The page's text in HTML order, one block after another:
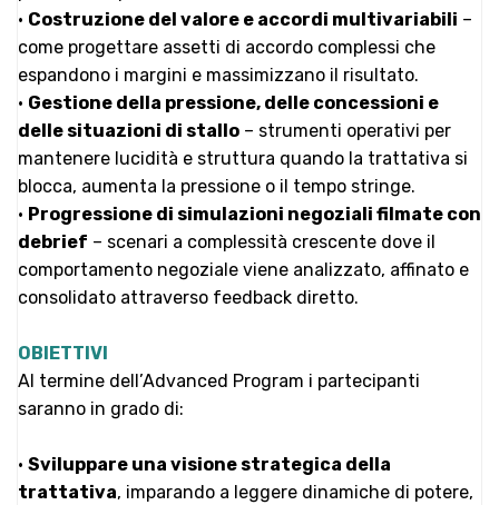
• Costruzione del valore e accordi multivariabili –
come progettare assetti di accordo complessi che
espandono i margini e massimizzano il risultato.
• Gestione della pressione, delle concessioni e
delle situazioni di stallo – strumenti operativi per
mantenere lucidità e struttura quando la trattativa si
blocca, aumenta la pressione o il tempo stringe.
• Progressione di simulazioni negoziali filmate con
debrief – scenari a complessità crescente dove il
comportamento negoziale viene analizzato, affinato e
consolidato attraverso feedback diretto.
OBIETTIVI
Al termine dell’Advanced Program i partecipanti
saranno in grado di:
• Sviluppare una visione strategica della
trattativa, imparando a leggere dinamiche di potere,